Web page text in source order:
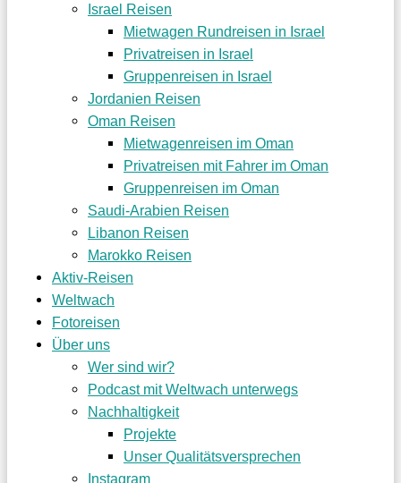
Israel Reisen
Mietwagen Rundreisen in Israel
Privatreisen in Israel
Gruppenreisen in Israel
Jordanien Reisen
Oman Reisen
Mietwagenreisen im Oman
Privatreisen mit Fahrer im Oman
Gruppenreisen im Oman
Saudi-Arabien Reisen
Libanon Reisen
Marokko Reisen
Aktiv-Reisen
Weltwach
Fotoreisen
Über uns
Wer sind wir?
Podcast mit Weltwach unterwegs
Nachhaltigkeit
Projekte
Unser Qualitätsversprechen
Instagram